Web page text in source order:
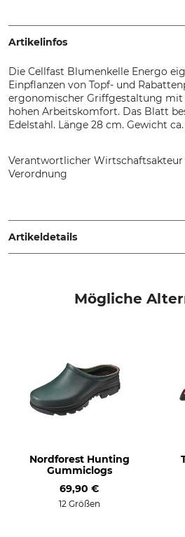
Artikelinfos
Die Cellfast Blumenkelle Energo
Einpflanzen von Topf- und
ergonomischer Griffgestaltung mit
hohen Arbeitskomfort. Das Blatt
Edelstahl. Länge 28 cm. Gewicht ca.
Verantwortlicher Wirtschaftsakteur
Verordnung
Poland, www.cellfast.de
Artikeldetails
Mögliche
Nordforest Hunting
Gummiclogs
69,90 €
12 Größen